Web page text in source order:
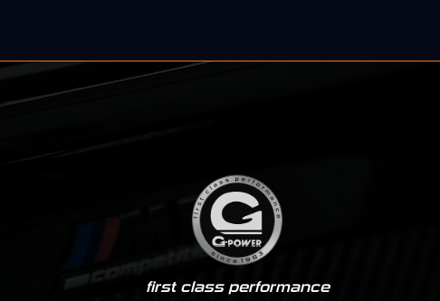
first class performance